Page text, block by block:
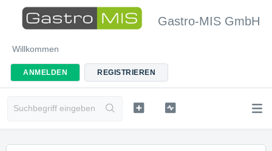
Gastro-MIS GmbH
Willkommen
ANMELDEN REGISTRIEREN